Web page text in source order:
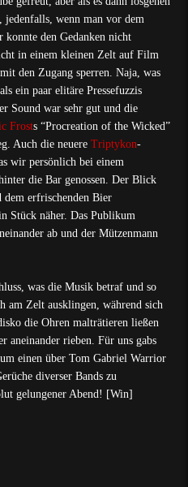
jedenfalls, wenn man vor dem
konnte den Gedanken nicht
in einem kleinen Zelt auf Film
den Zugang sperren. Naja, was
ein paar elitäre Pressefuzzis
Sound war sehr gut und die
Frosts “Procreation of the Wicked”
Auch die neuere Triptykon-
wir persönlich bei einem
die Bar genossen. Der Blick
dem erfrischenden Bier
Stück näher. Das Publikum
ab und der Mützenmann
was die Musik betraf und so
am Zelt ausklingen, während sich
die Ohren malträtieren ließen
aneinander rieben. Für uns gabs
einen über Tom Gabriel Warrior
diverser Bands zu
gelungener Abend! [Win]